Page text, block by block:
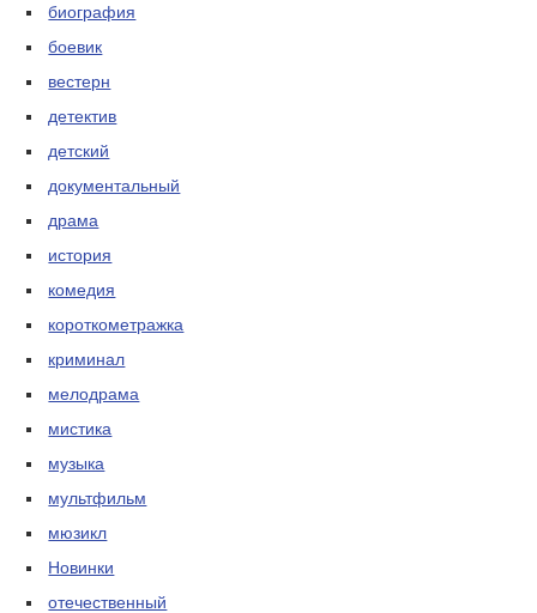
биография
боевик
вестерн
детектив
детский
документальный
драма
история
комедия
короткометражка
криминал
мелодрама
мистика
музыка
мультфильм
мюзикл
Новинки
отечественный